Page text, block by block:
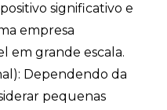
significativo e
empresa
em grande escala.
Dependendo da
pequenas